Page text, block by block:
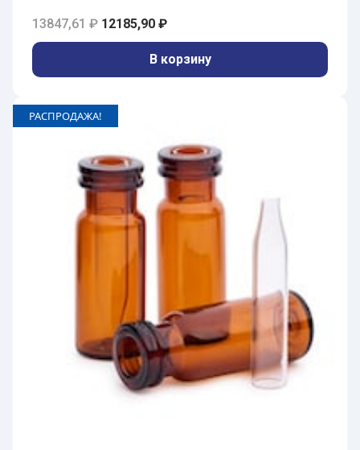
13847,61 ₽ Первоначальная цена составляла
12185,90 ₽Текущая цена: 12185,90 ₽.
В корзину
РАСПРОДАЖА!